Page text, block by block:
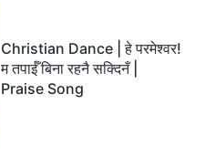
Christian Dance | हे परमेश्‍वर!
म तपाईँ बिना रहनै सक्दिनँ |
Praise Song